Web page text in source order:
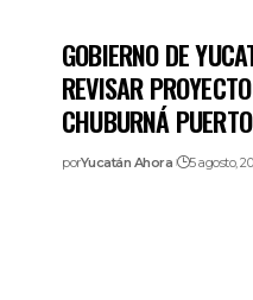
GOBIERNO DE
REVISAR
CHUBURNÁ PUERTO
porYucatán Ahora 5 agosto,